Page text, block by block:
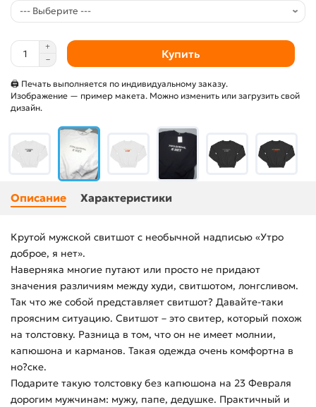
Купить
🖨 Печать выполняется по индивидуальному заказу.
Изображение — пример макета. Можно изменить или загрузить свой
дизайн.
Описание Характеристики
Крутой мужской свитшот с необычной надписью «Утро
доброе, я нет».
Наверняка многие путают или просто не придают
значения различиям между худи, свитшотом, лонгсливом.
Так что же собой представляет свитшот? Давайте-таки
проясним ситуацию. Свитшот – это свитер, который похож
на толстовку. Разница в том, что он не имеет молнии,
капюшона и карманов. Такая одежда очень комфортна в
но?ске.
Подарите такую толстовку без капюшона на 23 Февраля
дорогим мужчинам: мужу, папе, дедушке. Практичный и